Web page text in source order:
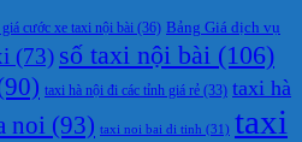
giá cước xe taxi nội bài (36) Bảng Giá dịch vụ
(73) số taxi nội bài (106)
taxi hà nội đi các tỉnh giá rẻ (33) taxi hà
noi (93) taxi noi bai di tinh (31) taxi